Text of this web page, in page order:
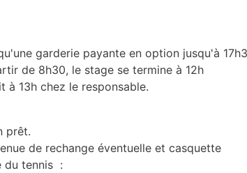
garderie payante en option jusqu'à
de 8h30, le stage se termine à 12h
à 13h chez le responsable.
prêt.
de rechange éventuelle et casquette
du tennis :